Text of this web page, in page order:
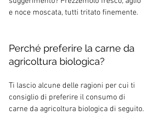
e noce moscata, tutti tritato finemente.
Perché preferire la carne da
agricoltura biologica?
Ti lascio alcune delle ragioni per cui ti
consiglio di preferire il consumo di
carne da agricoltura biologica di seguito.